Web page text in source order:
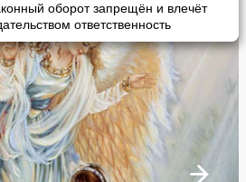
оборот запрещён и влечёт
ответственность